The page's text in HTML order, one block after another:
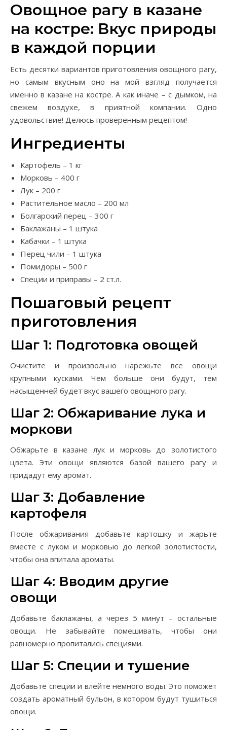
Овощное рагу в казане
на костре: Вкус природы
в каждой порции
Есть десятки вариантов приготовления овощного рагу,
но самым вкусным оно на мой взгляд получается
именно в казане на костре. А как иначе – с дымком, на
свежем воздухе, в приятной компании. Одно
удовольствие! Делюсь проверенным рецептом!
Ингредиенты
Картофель – 1 кг
Морковь – 400 г
Лук – 200 г
Растительное масло – 200 мл
Болгарский перец – 300 г
Баклажаны – 1 штука
Кабачки – 1 штука
Перец чили – 1 штука
Помидоры – 500 г
Специи и приправы – 2 ст.л.
Пошаговый рецепт
приготовления
Шаг 1: Подготовка овощей
Очистите и произвольно нарежьте все овощи
крупными кусками. Чем больше они будут, тем
насыщенней будет вкус вашего овощного рагу.
Шаг 2: Обжаривание лука и
моркови
Обжарьте в казане лук и морковь до золотистого
цвета. Эти овощи являются базой вашего рагу и
придадут ему аромат.
Шаг 3: Добавление
картофеля
После обжаривания добавьте картошку и жарьте
вместе с луком и морковью до легкой золотистости,
чтобы она впитала ароматы.
Шаг 4: Вводим другие
овощи
Добавьте баклажаны, а через 5 минут – остальные
овощи. Не забывайте помешивать, чтобы они
равномерно пропитались специями.
Шаг 5: Специи и тушение
Добавьте специи и влейте немного воды. Это поможет
создать ароматный бульон, в котором будут тушиться
овощи.